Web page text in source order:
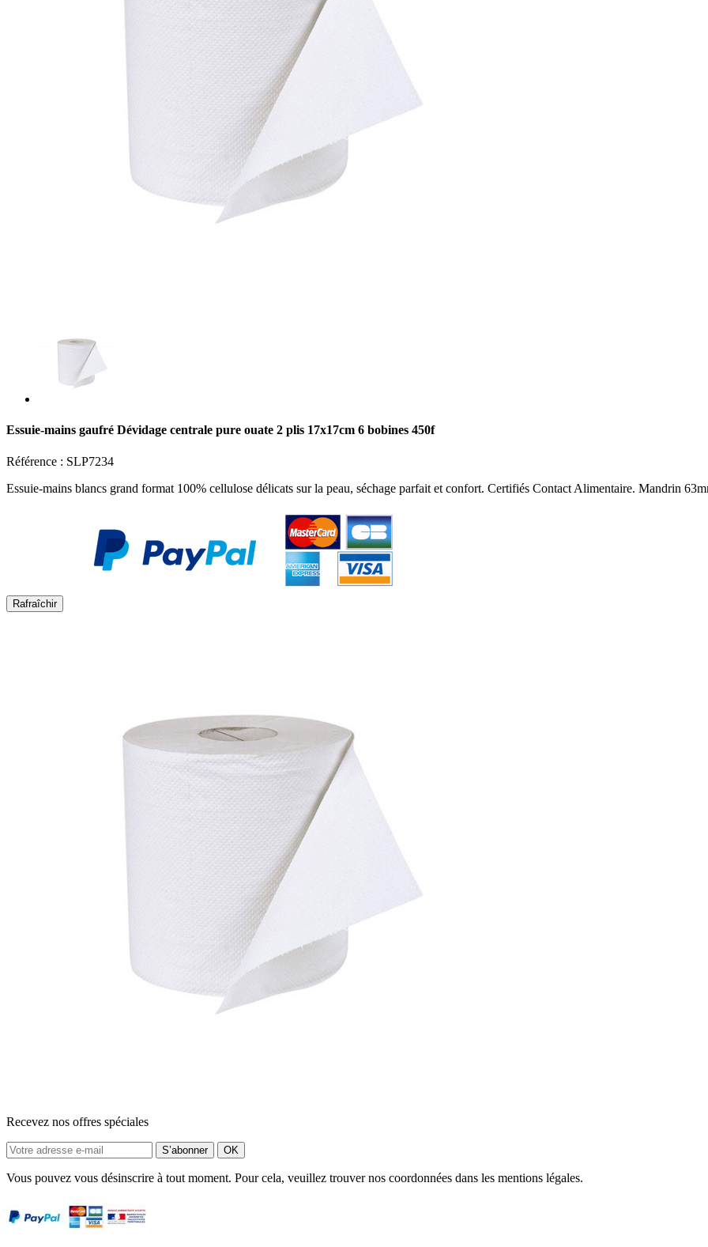
Essuie-mains gaufré Dévidage centrale pure ouate 2 plis 17x17cm 6 bobines 450f
Référence : SLP7234
Essuie-mains blancs grand format 100% cellulose délicats sur la peau, séchage parfait et confort. Certifiés Contact Alimentaire. Mandrin
Recevez nos offres spéciales
Vous pouvez vous désinscrire à tout moment. Pour cela, veuillez trouver nos coordonnées dans les mentions légales.